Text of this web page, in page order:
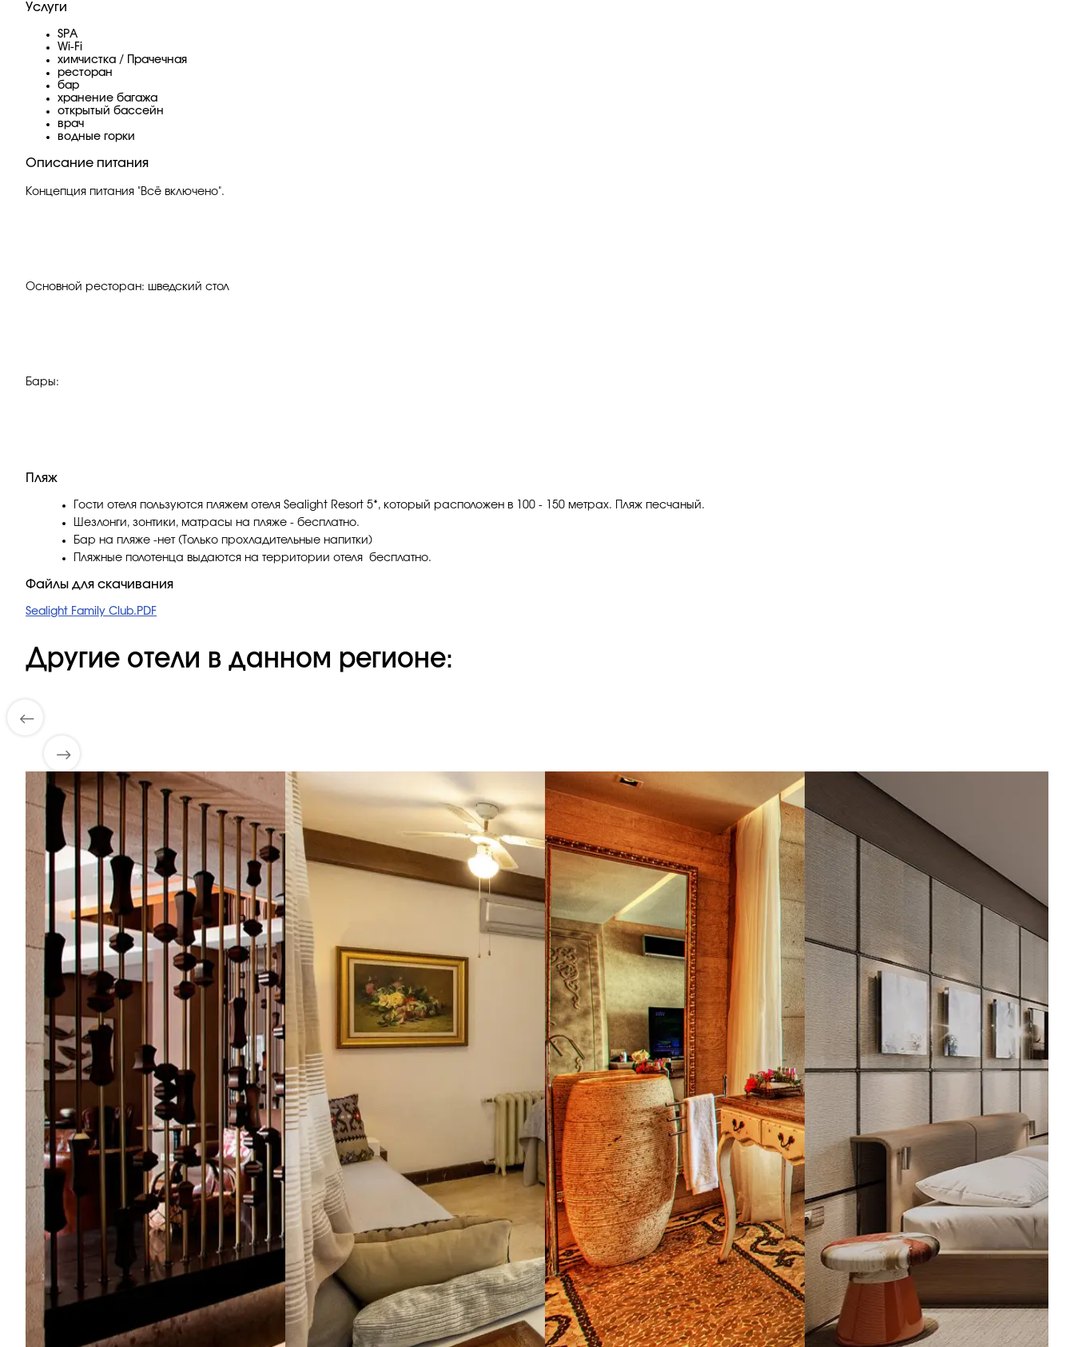
Услуги
SPA
Wi-Fi
химчистка / Прачечная
ресторан
бар
хранение багажа
открытый бассейн
врач
водные горки
Описание питания
Концепция питания "Всё включено".
Основной ресторан: шведский стол
Бары:
Пляж
Гости отеля пользуются пляжем отеля Sealight Resort 5*, который расположен в 100 - 150 метрах. Пляж песчаный.
Шезлонги, зонтики, матрасы на пляже - бесплатно.
Бар на пляже -нет (Только прохладительные напитки)
Пляжные полотенца выдаются на территории отеля бесплатно.
Файлы для скачивания
Sealight Family Club.PDF
Другие отели в данном регионе: